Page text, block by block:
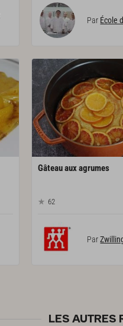
Par École de
Gâteauauxagrumes
62
Par
LES AUTRES